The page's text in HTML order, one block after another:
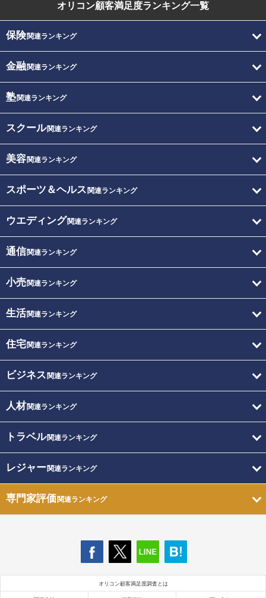
オリコン顧客満足度ランキング一覧
保険関連ランキング
金融関連ランキング
塾関連ランキング
スクール関連ランキング
美容関連ランキング
スポーツ＆ヘルス 関連ランキング
ウエディング関連ランキング
通信関連ランキング
小売関連ランキング
生活関連ランキング
住宅関連ランキング
ビジネス 関連ランキング
人材関連ランキング
トラベル関連ランキング
レジャー関連ランキング
専門家評価関連ランキング
オリコン顧客満足度調査とは